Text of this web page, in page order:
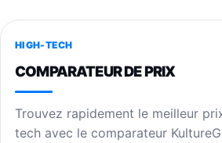
HIGH-TECH
COMPARATEUR DE PRIX
Trouvez rapidement le meilleur
tech avec le comparateur